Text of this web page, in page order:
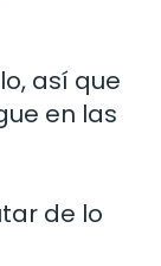
así que
en las
de lo